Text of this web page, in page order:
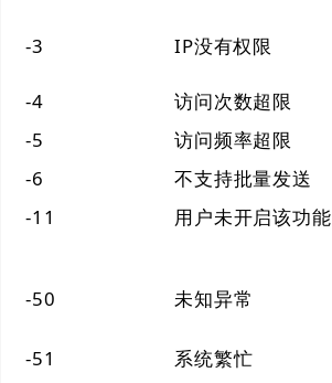
-3 IP没有权限
-4
访问次数超限
-5
访问频率超限
-6
不支持批量发送
-11
用户未开启该功能
-50 未知异常
-51
系统繁忙